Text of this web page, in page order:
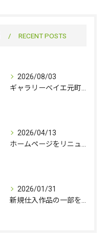
RECENT POSTS
2026/08/03
2026/04/13
2026/01/31